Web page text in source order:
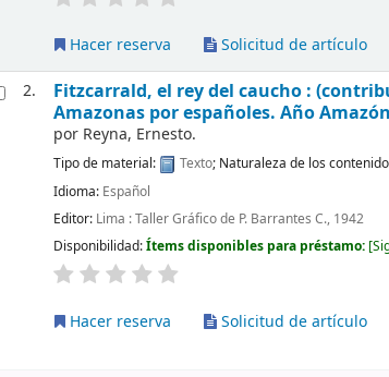
Hacer reserva Solicitud de artículo
2.
Fitzcarrald, el rey del caucho :
Amazonas por españoles. Año
por Reyna, Ernesto.
Tipo de material: Texto; Naturaleza de los
Idioma: Español
Editor: Lima : Taller Gráfico de P. Barrantes C., 1942
Disponibilidad:Ítems disponibles para préstamo:
Hacer reserva Solicitud de artículo